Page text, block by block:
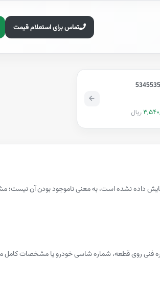
تماس برای استعلام قیمت
ریال
داده نشده است، به معنی ناموجود بودن آن
فنی روی قطعه، شماره شاسی خودرو یا مشخصات